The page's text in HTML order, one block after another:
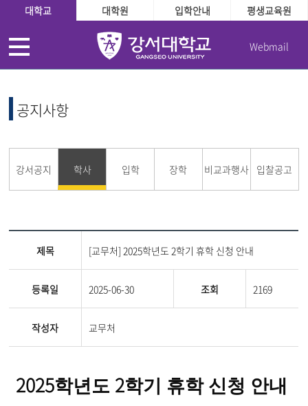
대학교 대학원 입학안내 평생교육원
Webmail
공지사항
강서공지 학사 입학 장학 비교과행사 입찰공고
제목 [교무처] 2025학년도 2학기 휴학 신청 안내
등록일 2025-06-30 조회 2169
작성자 교무처
2025학년도 2학기 휴학 신청 안내